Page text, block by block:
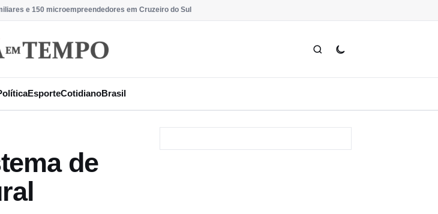
e 150 microempreendedores em Cruzeiro do Sul
EsporteCotidianoBrasil
de